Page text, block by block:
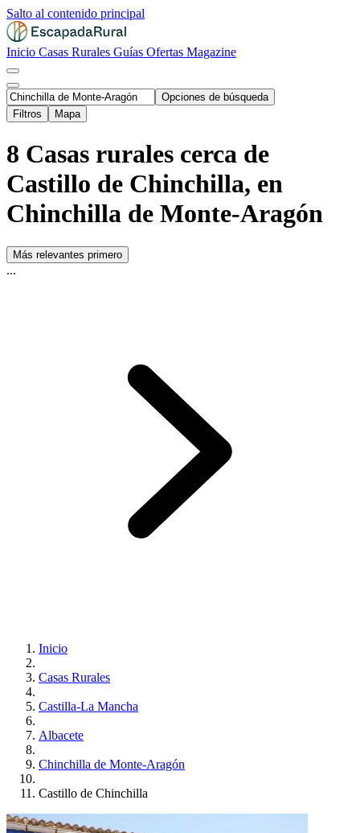
Salto al contenido principal
Inicio Casas Rurales Guías Ofertas Magazine
Opciones de búsqueda
Filtros
Mapa
8 Casas rurales cerca de
Castillo de Chinchilla, en
Chinchilla de Monte-Aragón
Más relevantes primero
...
Inicio
Casas Rurales
Castilla-La Mancha
Albacete
Chinchilla de Monte-Aragón
Castillo de Chinchilla